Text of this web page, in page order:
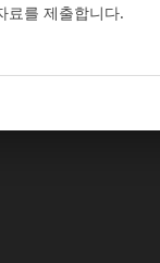
료를 제출합니다.
스케
스케